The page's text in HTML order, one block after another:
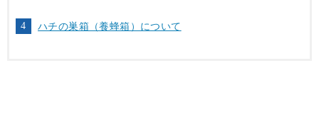
ハチの巣箱（養蜂箱）について